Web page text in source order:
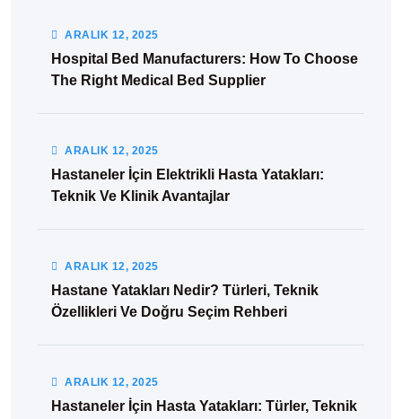
ARALIK 12, 2025
Hospital Bed Manufacturers: How To Choose
The Right Medical Bed Supplier
ARALIK 12, 2025
Hastaneler İçin Elektrikli Hasta Yatakları:
Teknik Ve Klinik Avantajlar
ARALIK 12, 2025
Hastane Yatakları Nedir? Türleri, Teknik
Özellikleri Ve Doğru Seçim Rehberi
ARALIK 12, 2025
Hastaneler İçin Hasta Yatakları: Türler, Teknik